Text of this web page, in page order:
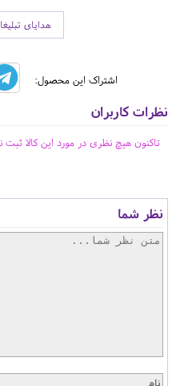
هدایای
اشتراک این محصول:
نظرات کاربران
تاکنون هیچ نظری در مورد این کالا
نظر شما